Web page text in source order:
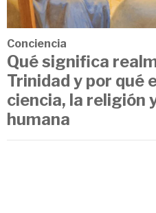
Conciencia
Qué significa
Trinidad y por qué
ciencia, la religión
humana